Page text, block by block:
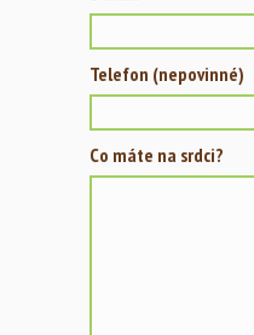
Telefon (nepovinné)
Co máte na srdci?